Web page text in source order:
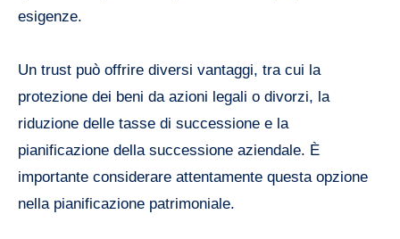
esigenze.
Un trust può offrire diversi vantaggi, tra cui la
protezione dei beni da azioni legali o divorzi, la
riduzione delle tasse di successione e la
pianificazione della successione aziendale. È
importante considerare attentamente questa opzione
nella pianificazione patrimoniale.